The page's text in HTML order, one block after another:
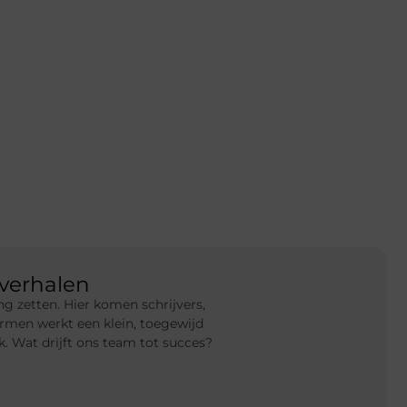
zetten. Hier komen schrijvers,
werkt een klein, toegewijd
Wat drijft ons team tot succes?